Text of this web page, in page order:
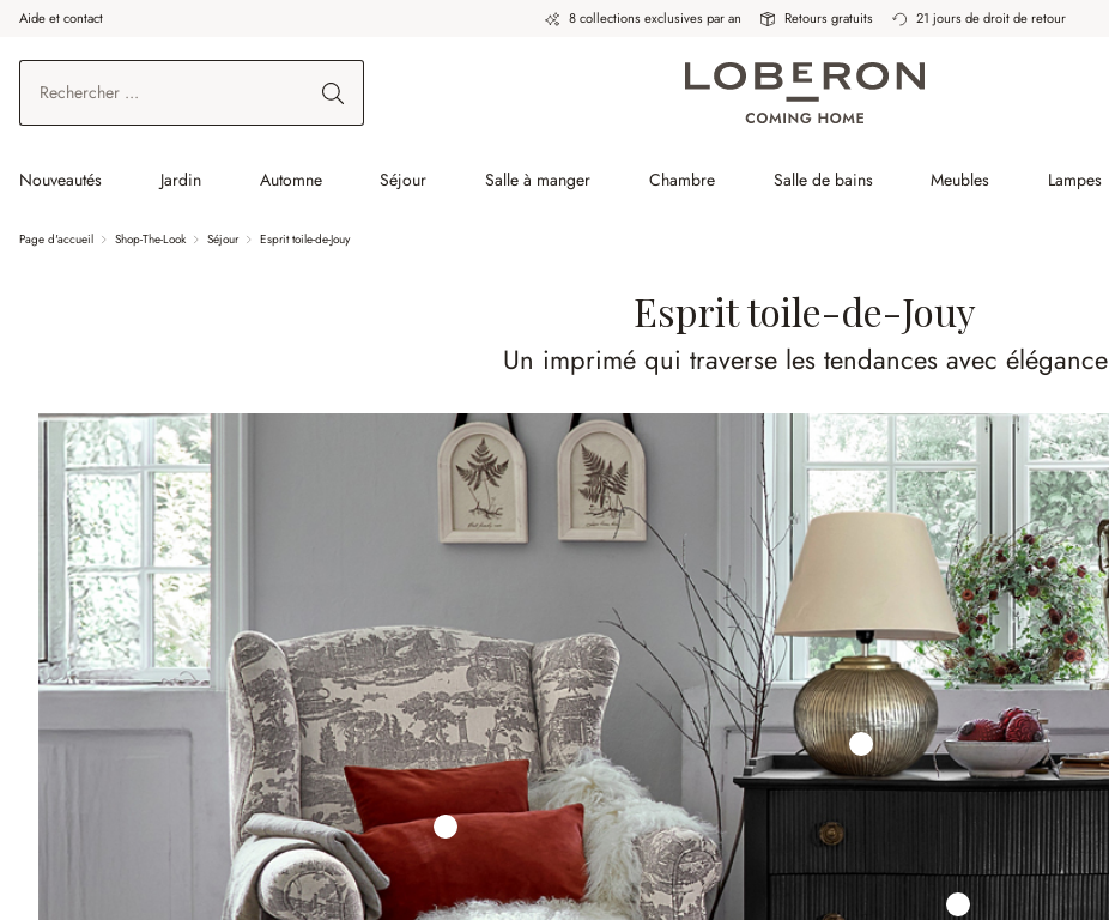
au contenu principal
Aller à la recherche
Aller à la navigation principale
Aide et contact 8 collections exclusives par an Retours gratuits 21 jours de droit de retour
Nouveautés Jardin Automne Séjour Salle à manger Chambre Salle de bains Meubles Lampes
Page d'accueil Shop-The-Look Séjour Esprit toile-de-Jouy
Esprit toile-de-Jouy
Un imprimé qui traverse les tendances avec élégance